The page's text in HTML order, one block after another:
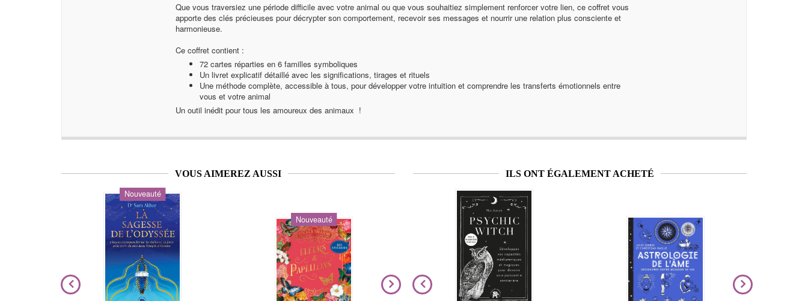
Que vous traversiez une période difficile avec votre animal ou que vous souhaitiez simplement renforcer votre lien, ce coffret vous
apporte des clés précieuses pour décrypter son comportement, recevoir ses messages et nourrir une relation plus consciente et
harmonieuse.
Ce coffret contient :
72 cartes réparties en 6 familles symboliques
Un livret explicatif détaillé avec les significations, tirages et rituels
Une méthode complète, accessible à tous, pour développer votre intuition et comprendre les transferts émotionnels entre
vous et votre animal
Un outil inédit pour tous les amoureux des animaux !
VOUS AIMEREZ AUSSI
Nouveauté
Nouveauté Nouveauté Nouveauté
ILS ONT ÉGALEMENT ACHETÉ